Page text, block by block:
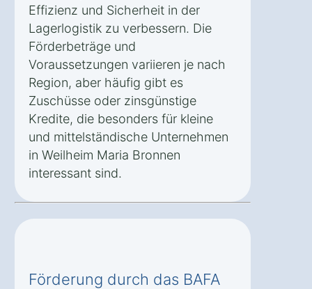
Effizienz und Sicherheit in der
Lagerlogistik zu verbessern. Die
Förderbeträge und
Voraussetzungen variieren je nach
Region, aber häufig gibt es
Zuschüsse oder zinsgünstige
Kredite, die besonders für kleine
und mittelständische Unternehmen
in Weilheim Maria Bronnen
interessant sind.
Förderung durch das BAFA